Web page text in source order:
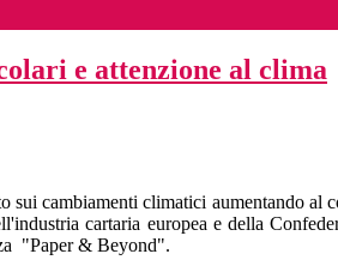
e attenzione al clima
cambiamenti climatici aumentando al
cartaria europea e della
"Paper & Beyond".